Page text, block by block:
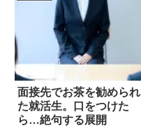
面接先でお茶を勧められ
た就活生。口をつけた
ら…絶句する展開